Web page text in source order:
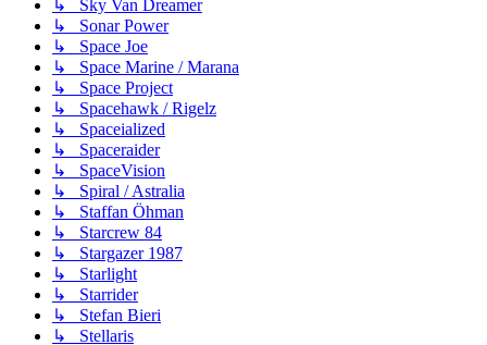
↳ Sky Van Dreamer
↳ Sonar Power
↳ Space Joe
↳ Space Marine / Marana
↳ Space Project
↳ Spacehawk / Rigelz
↳ Spaceialized
↳ Spaceraider
↳ SpaceVision
↳ Spiral / Astralia
↳ Staffan Öhman
↳ Starcrew 84
↳ Stargazer 1987
↳ Starlight
↳ Starrider
↳ Stefan Bieri
↳ Stellaris